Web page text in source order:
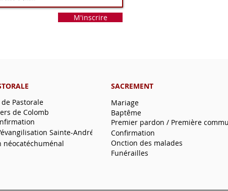
M'inscrire
Pastorale
de Colomb
Sainte-André
néocatéchuménal
SACREMENT
Mariage
Premier pardon / Première
Baptême
Confirmation
Onction des malades
Funérailles